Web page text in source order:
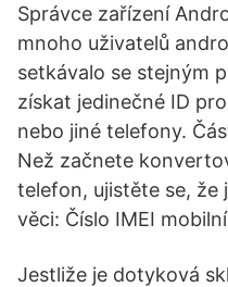
Správce zařízení
mnoho uživatelů
setkávalo se stejným
získat jedinečné ID
nebo jiné telefony.
Než začnete
telefon, ujistěte se, že
věci: Číslo IMEI
Jestliže je dotyková